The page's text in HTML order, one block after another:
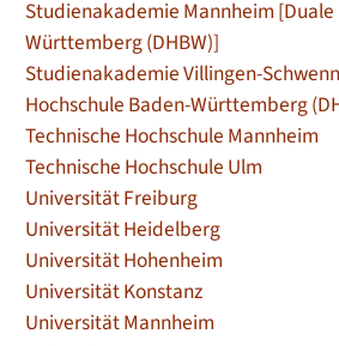
Studienakademie Mannheim
Württemberg (DHBW)]
Studienakademie Villingen-
Hochschule Baden-Württemberg
Technische Hochschule Mannheim
Technische Hochschule Ulm
Universität Freiburg
Universität Heidelberg
Universität Hohenheim
Universität Konstanz
Universität Mannheim